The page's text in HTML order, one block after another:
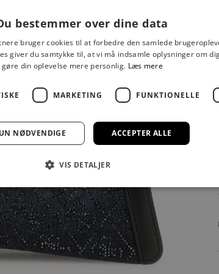
bestemmer over dine data
bruger cookies til at forbedre den samlede
giver du samtykke til, at vi må indsamle oplysninger om
gøre din oplevelse mere personlig. Læs mere
MARKETING FUNKTIONELLE
ACCEPTER ALLE
NØDVENDIGE
VIS DETALJER